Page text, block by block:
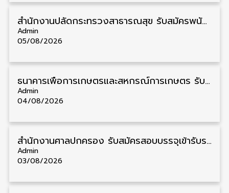
สำนักงานปลัดกระทรวงสาธารณสุข รับสมัครพนักงานราชการรูปแบบพิเศษ วุฒิ ปวส./ป.ตรี 102 อัตรา รับสมัคร 17 – 28 สิงหาคม
Admin
05/08/2026
ธนาคารเพื่อการเกษตรและสหกรณ์การเกษตร รับสมัครบุคคลเพื่อเป็นผู้ช่วยพนักงาน วุฒิ ป.ตรี 5 อัตรา รับสมัคร 4 – 14 สิงหาคม
Admin
04/08/2026
สํานักงานศาลปกครอง รับสมัครสอบบรรจุเข้ารับราชการ วุฒิ ป.ตรี 72 อัตรา รับสมัคร 31 สิงหาคม – 18 กันยายน
Admin
03/08/2026